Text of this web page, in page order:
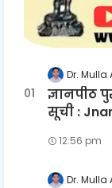
Dr. Mulla
ज्ञानपीठ
सूची :
12:56 pm
Dr. Mulla